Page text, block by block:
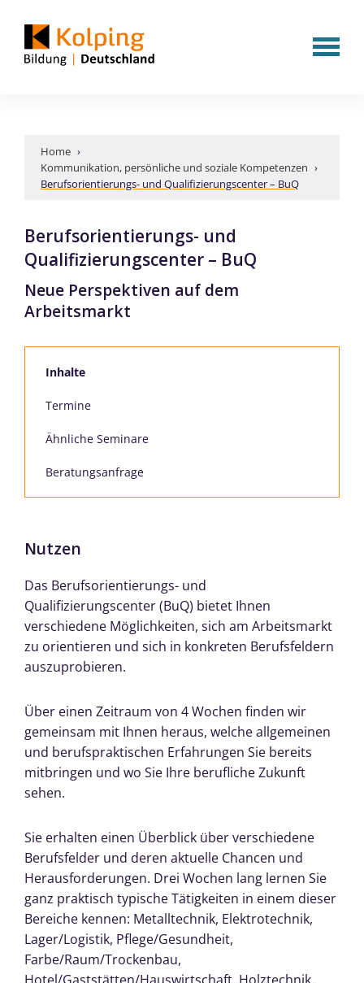
Home ›
Kommunikation, persönliche und soziale Kompetenzen ›
Berufsorientierungs- und Qualifizierungscenter – BuQ
Berufsorientierungs- und
Qualifizierungscenter – BuQ
Neue Perspektiven auf dem
Arbeitsmarkt
Inhalte
Termine
Ähnliche Seminare
Beratungsanfrage
Nutzen
Das Berufsorientierungs- und
Qualifizierungscenter (BuQ) bietet Ihnen
verschiedene Möglichkeiten, sich am Arbeitsmarkt
zu orientieren und sich in konkreten Berufsfeldern
auszuprobieren.
Über einen Zeitraum von 4 Wochen finden wir
gemeinsam mit Ihnen heraus, welche allgemeinen
und berufspraktischen Erfahrungen Sie bereits
mitbringen und wo Sie Ihre berufliche Zukunft
sehen.
Sie erhalten einen Überblick über verschiedene
Berufsfelder und deren aktuelle Chancen und
Herausforderungen. Drei Wochen lang lernen Sie
ganz praktisch typische Tätigkeiten in einem dieser
Bereiche kennen: Metalltechnik, Elektrotechnik,
Lager/Logistik, Pflege/Gesundheit,
Farbe/Raum/Trockenbau,